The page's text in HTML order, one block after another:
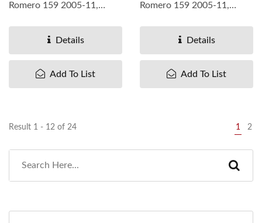
Romero 159 2005-11,
Details
Add To List
Romero 159 2005-11,
Details
Add To List
Result 1 - 12 of 24 1 2